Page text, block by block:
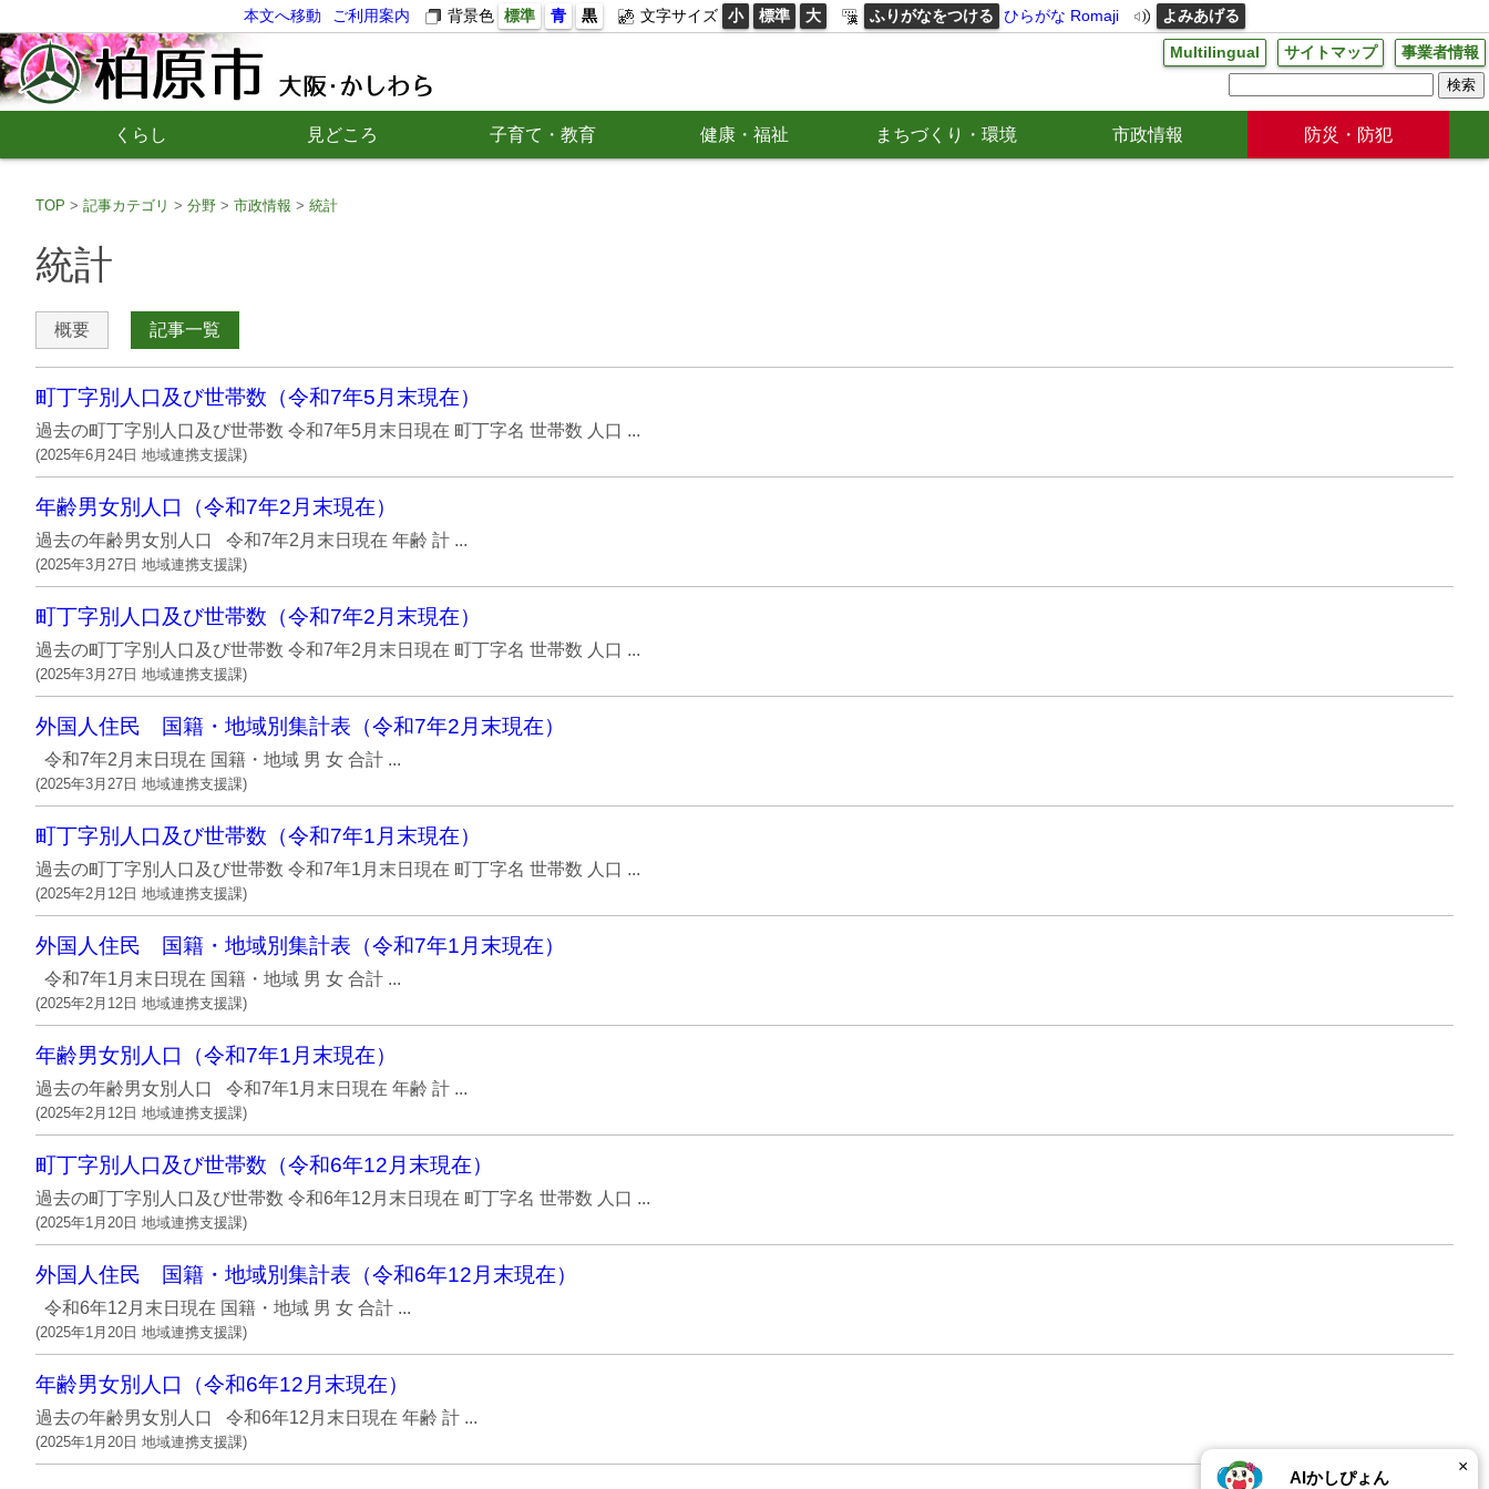
本文へ移動 ご利用案内 背景色 標準 青 黒 文字サイズ 小 標準 大 ふりがなをつける ひらがな Romaji よみあげる
Multilingual サイトマップ 事業者情報
くらし 見どころ 子育て・教育 健康・福祉 まちづくり・環境 市政情報 防災・防犯
TOP 記事カテゴリ 分野 市政情報 統計
統計
概要 記事一覧
町丁字別人口及び世帯数（令和7年5月末現在）
過去の町丁字別人口及び世帯数 令和7年5月末日現在 町丁字名 世帯数 人口 ...
(2025年6月24日 地域連携支援課)
年齢男女別人口（令和7年2月末現在）
過去の年齢男女別人口 令和7年2月末日現在 年齢 計 ...
(2025年3月27日 地域連携支援課)
町丁字別人口及び世帯数（令和7年2月末現在）
過去の町丁字別人口及び世帯数 令和7年2月末日現在 町丁字名 世帯数 人口 ...
(2025年3月27日 地域連携支援課)
外国人住民 国籍・地域別集計表（令和7年2月末現在）
令和7年2月末日現在 国籍・地域 男 女 合計 ...
(2025年3月27日 地域連携支援課)
町丁字別人口及び世帯数（令和7年1月末現在）
過去の町丁字別人口及び世帯数 令和7年1月末日現在 町丁字名 世帯数 人口 ...
(2025年2月12日 地域連携支援課)
外国人住民 国籍・地域別集計表（令和7年1月末現在）
令和7年1月末日現在 国籍・地域 男 女 合計 ...
(2025年2月12日 地域連携支援課)
年齢男女別人口（令和7年1月末現在）
過去の年齢男女別人口 令和7年1月末日現在 年齢 計 ...
(2025年2月12日 地域連携支援課)
町丁字別人口及び世帯数（令和6年12月末現在）
過去の町丁字別人口及び世帯数 令和6年12月末日現在 町丁字名 世帯数 人口 ...
(2025年1月20日 地域連携支援課)
外国人住民 国籍・地域別集計表（令和6年12月末現在）
令和6年12月末日現在 国籍・地域 男 女 合計 ...
(2025年1月20日 地域連携支援課)
年齢男女別人口（令和6年12月末現在）
過去の年齢男女別人口 令和6年12月末日現在 年齢 計 ...
(2025年1月20日 地域連携支援課)
AIかしぴょん
×